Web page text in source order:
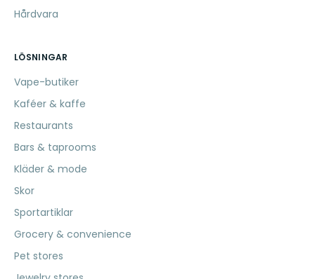
Hårdvara
LÖSNINGAR
Vape-butiker
Kaféer & kaffe
Restaurants
Bars & taprooms
Kläder & mode
Skor
Sportartiklar
Grocery & convenience
Pet stores